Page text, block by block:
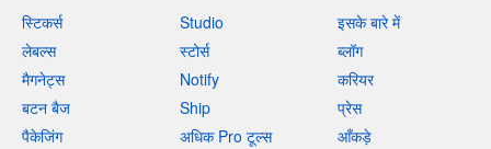
स्टिकर्स
लेबल्स
मैगनेट्स
बटन बैज
पैकेजिंग
Studio
स्टोर्स
Notify
Ship
अधिक Pro टूल्स
इसके बारे में
ब्लॉग
करियर
प्रेस
आँकड़े